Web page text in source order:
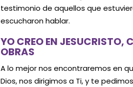
testimonio de aquellos que
escucharon hablar.
YO CREO EN JESUCRISTO,
OBRAS
A lo mejor nos encontraremos en
Dios, nos dirigimos a Ti, y te